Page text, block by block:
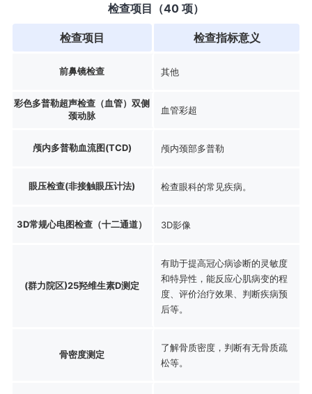
检查项目（40 项）
检查项目 检查指标意义
前鼻镜检查 其他
彩色多普勒超声检查（血管）双侧
颈动脉
血管彩超
颅内多普勒血流图(TCD) 颅内颈部多普勒
眼压检查(非接触眼压计法) 检查眼科的常见疾病。
3D常规心电图检查（十二通道） 3D影像
(群力院区)25羟维生素D测定
有助于提高冠心病诊断的灵敏度
和特异性，能反应心肌病变的程
度、评价治疗效果、判断疾病预
后等。
骨密度测定
了解骨质密度，判断有无骨质疏
松等。